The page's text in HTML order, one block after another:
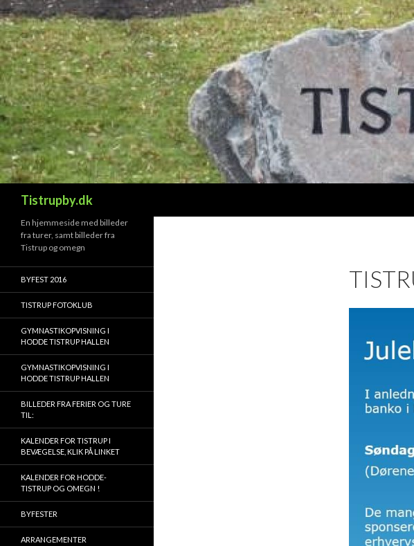
Tistrupby.dk
En hjemmeside med billeder
fra turer, samt billeder fra
Tistrup og omegn
BYFEST 2016
TISTRUP FOTOKLUB
GYMNASTIKOPVISNING I
HODDE TISTRUP HALLEN
GYMNASTIKOPVISNING I
HODDE TISTRUP HALLEN
BILLEDER FRA FERIER OG TURE
TIL:
KALENDER FOR TISTRUP I
BEVÆGELSE, KLIK PÅ LINKET
KALENDER FOR HODDE-
TISTRUP OG OMEGN !
BYFESTER
ARRANGEMENTER